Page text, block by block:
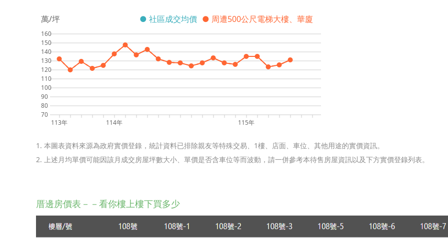
萬/坪 ● 周遭500公尺電梯大樓、華廈
● 社區成交均價
70
80
90
100
110
120
130
140
150
160
113年 114年 115年
1. 本圖表資料來源為政府實價登錄，統計資料已排除親友等特殊交易、1樓、店面、車位、其他用途的實價資訊。
2. 上述月均單價可能因該月成交房屋坪數大小、單價是否含車位等而波動，請一併參考本待售房屋資訊以及下方實價登錄列表。
厝邊房價表－－看你樓上樓下買多少